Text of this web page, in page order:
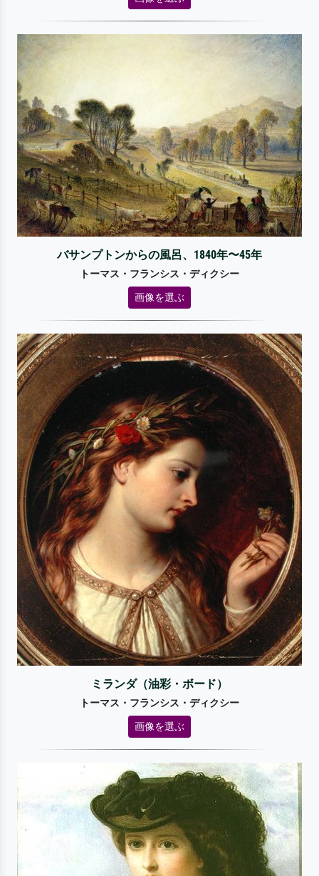
バサンプトンからの風呂、1840年〜45年
トーマス・フランシス・ディクシー
画像を選ぶ
ミランダ（油彩・ボード）
トーマス・フランシス・ディクシー
画像を選ぶ